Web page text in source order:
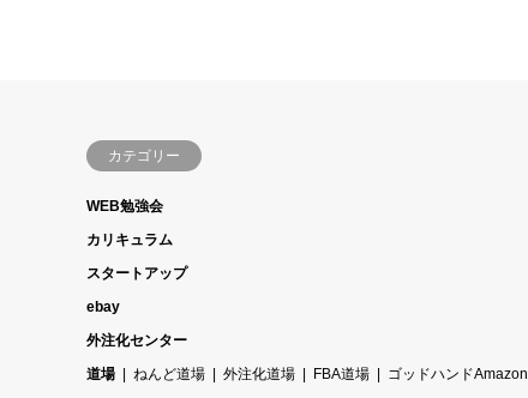
カテゴリー
WEB勉強会
カリキュラム
スタートアップ
ebay
外注化センター
道場
ねんど道場 外注化道場 FBA道場 ゴッドハンド